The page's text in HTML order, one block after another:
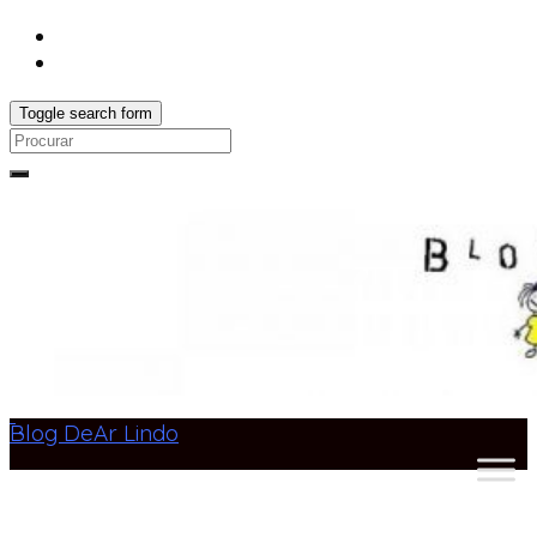
Toggle search form
Search
Blog DeAr Lindo